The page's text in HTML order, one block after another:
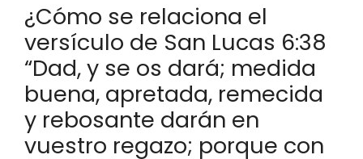
¿Cómo se relaciona el
versículo de San Lucas 6:38
“Dad, y se os dará; medida
buena, apretada, remecida
y rebosante darán en
vuestro regazo; porque con